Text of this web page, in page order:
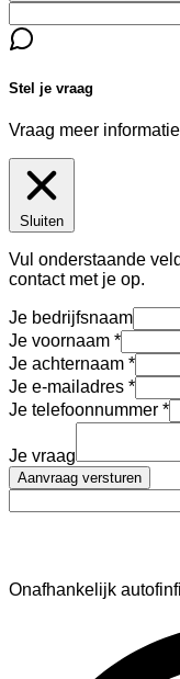
Stel je vraag
Vraag meer
Sluiten
Vul onderstaande
contact met je op.
Je bedrijfsnaam
Je voornaam
Je achternaam
Je e-mailadres
Je telefoonnummer
Je vraag
Aanvraag versturen
Onafhankelijk